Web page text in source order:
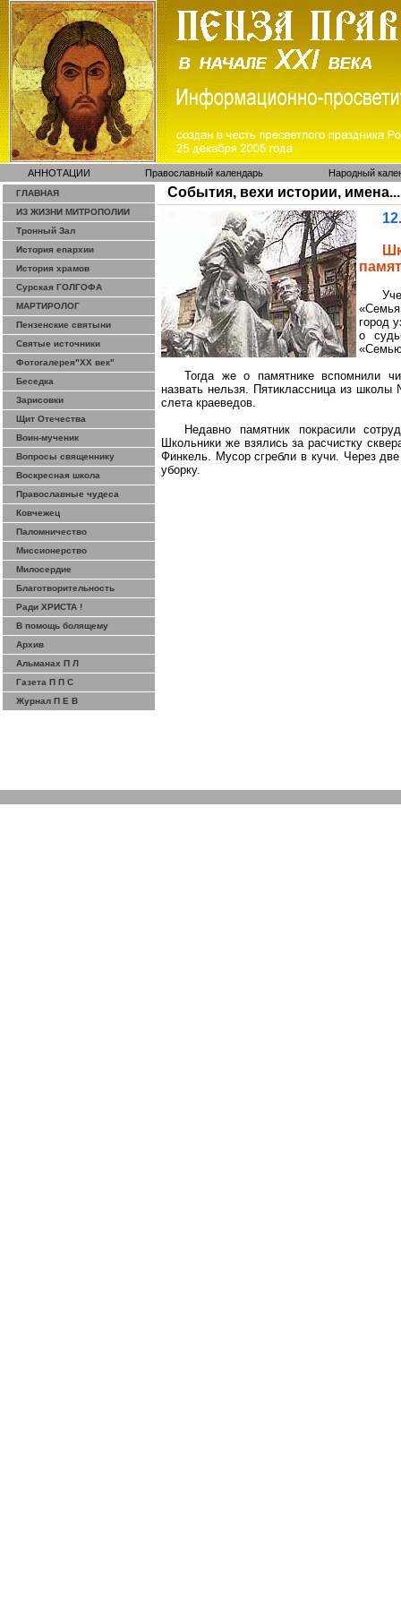
АННОТАЦИИ Православный календарь Народный
ГЛАВНАЯ
ИЗ ЖИЗНИ МИТРОПОЛИИ
Тронный Зал
История епархии
История храмов
Сурская ГОЛГОФА
МАРТИРОЛОГ
Пензенские святыни
Святые источники
Фотогалерея"ХХ век"
Беседка
Зарисовки
Щит Отечества
Воин-мученик
Вопросы священнику
Воскресная школа
Православные чудеса
Ковчежец
Паломничество
Миссионерство
Милосердие
Благотворительность
Ради ХРИСТА !
В помощь болящему
Архив
Альманах П Л
Газета П П С
Журнал П Е В
События, вехи истории, имена...
город
о
Тогда же о памятнике вспомнили
назвать нельзя. Пятиклассница из
слета краеведов.
Недавно памятник покрасили
Школьники же взялись за расчистку
Финкель. Мусор сгребли в кучи. Через
уборку.